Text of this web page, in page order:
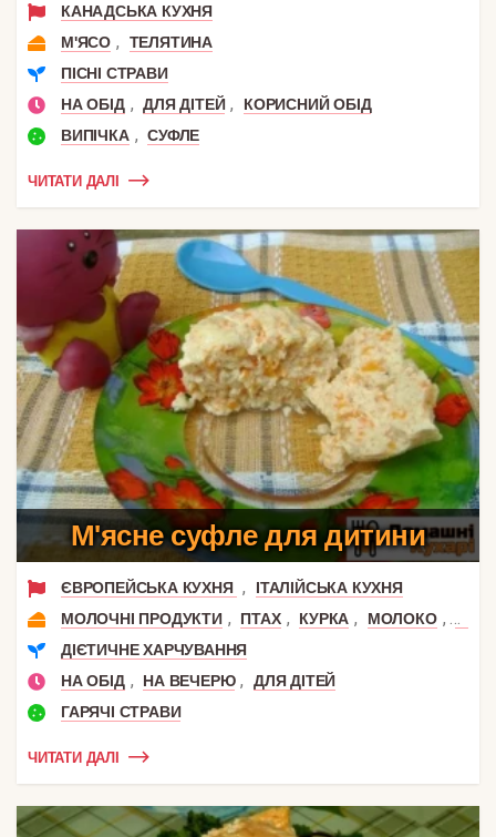
КАНАДСЬКА КУХНЯ
М'ЯСО ,
ТЕЛЯТИНА
ПІСНІ СТРАВИ
НА ОБІД , ДЛЯ ДІТЕЙ ,
КОРИСНИЙ ОБІД
ВИПІЧКА , СУФЛЕ
ЧИТАТИ ДАЛІ
М'ясне суфле для дитини
ЄВРОПЕЙСЬКА КУХНЯ ,
ІТАЛІЙСЬКА КУХНЯ
МОЛОЧНІ ПРОДУКТИ , ПТАХ , КУРКА , МОЛОКО ,
ДІЄТИЧНЕ ХАРЧУВАННЯ
НА ОБІД , НА ВЕЧЕРЮ ,
ДЛЯ ДІТЕЙ
ГАРЯЧІ СТРАВИ
ЧИТАТИ ДАЛІ